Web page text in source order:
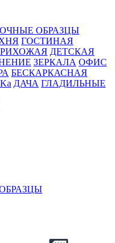
ОБРАЗЦЫ
ГОСТИНАЯ
ДЕТСКАЯ
ЗЕРКАЛА ОФИС
БЕСКАРКАСНАЯ
ДАЧА ГЛАДИЛЬНЫЕ